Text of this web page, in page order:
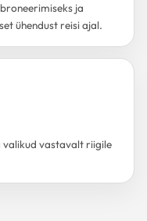
ja
ühendust reisi ajal.
valikud vastavalt riigile